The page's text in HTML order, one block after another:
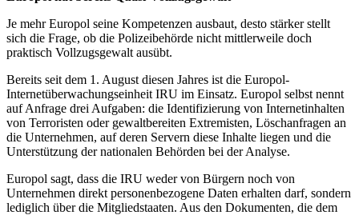
Je mehr Europol seine Kompetenzen ausbaut, desto stärker stellt
sich die Frage, ob die Polizeibehörde nicht mittlerweile doch
praktisch Vollzugsgewalt ausübt.
Bereits seit dem 1. August diesen Jahres ist die Europol-
Internetüberwachungseinheit IRU im Einsatz. Europol selbst nennt
auf Anfrage drei Aufgaben: die Identifizierung von Internetinhalten
von Terroristen oder gewaltbereiten Extremisten, Löschanfragen an
die Unternehmen, auf deren Servern diese Inhalte liegen und die
Unterstützung der nationalen Behörden bei der Analyse.
Europol sagt, dass die IRU weder von Bürgern noch von
Unternehmen direkt personenbezogene Daten erhalten darf, sondern
lediglich über die Mitgliedstaaten. Aus den Dokumenten, die dem